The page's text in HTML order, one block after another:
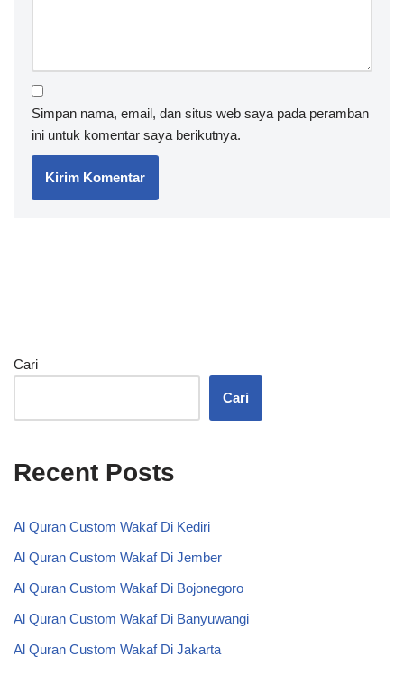
Simpan nama, email, dan situs web saya pada peramban
ini untuk komentar saya berikutnya.
Cari
Cari
Recent Posts
Al Quran Custom Wakaf Di Kediri
Al Quran Custom Wakaf Di Jember
Al Quran Custom Wakaf Di Bojonegoro
Al Quran Custom Wakaf Di Banyuwangi
Al Quran Custom Wakaf Di Jakarta